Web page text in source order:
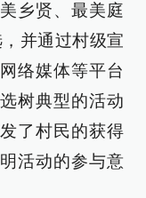
乡贤、最美庭
并通过村级宣
络媒体等平台
树典型的活动
了村民的获得
活动的参与意